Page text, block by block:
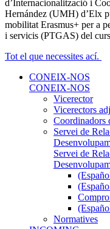
d’Internacionalització i
Hernández (UMH) d’Elx
mobilitat Erasmus+ per a
i servicis (PTGAS) del
Tot el que necessites ací.
CONEIX-NOS
CONEIX-NOS
Vicerector
Vicerectors
Coordinadors
Servei de
Servei de
Normatives